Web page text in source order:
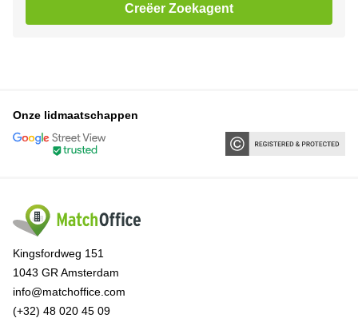
Creëer Zoekagent
Onze lidmaatschappen
Kingsfordweg 151
1043 GR Amsterdam
info@matchoffice.com
(+32) 48 020 45 09